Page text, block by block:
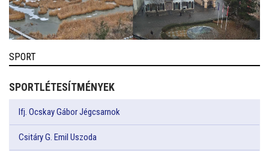
SPORT
SPORTLÉTESÍTMÉNYEK
Ifj. Ocskay Gábor Jégcsarnok
Csitáry G. Emil Uszoda